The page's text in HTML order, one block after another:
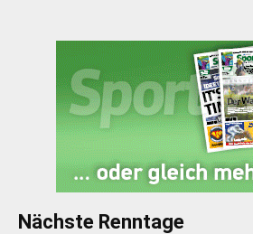
Nächste Renntage